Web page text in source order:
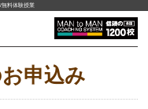
無料体験授業
申込み